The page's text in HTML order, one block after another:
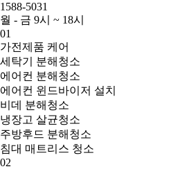
1588-5031
월 - 금 9시 ~ 18시
01
가전제품 케어
세탁기 분해청소
에어컨 분해청소
에어컨 윈드바이저 설치
비데 분해청소
냉장고 살균청소
주방후드 분해청소
침대 매트리스 청소
02